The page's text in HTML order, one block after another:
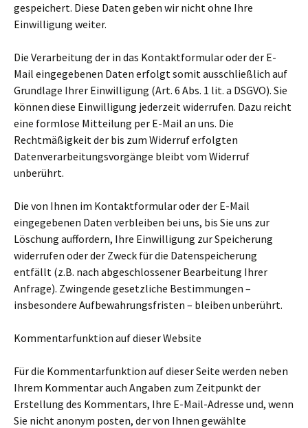
gespeichert. Diese Daten geben wir nicht ohne Ihre
Einwilligung weiter.
Die Verarbeitung der in das Kontaktformular oder der E-
Mail eingegebenen Daten erfolgt somit ausschließlich auf
Grundlage Ihrer Einwilligung (Art. 6 Abs. 1 lit. a DSGVO). Sie
können diese Einwilligung jederzeit widerrufen. Dazu reicht
eine formlose Mitteilung per E-Mail an uns. Die
Rechtmäßigkeit der bis zum Widerruf erfolgten
Datenverarbeitungsvorgänge bleibt vom Widerruf
unberührt.
Die von Ihnen im Kontaktformular oder der E-Mail
eingegebenen Daten verbleiben bei uns, bis Sie uns zur
Löschung auffordern, Ihre Einwilligung zur Speicherung
widerrufen oder der Zweck für die Datenspeicherung
entfällt (z.B. nach abgeschlossener Bearbeitung Ihrer
Anfrage). Zwingende gesetzliche Bestimmungen –
insbesondere Aufbewahrungsfristen – bleiben unberührt.
Kommentarfunktion auf dieser Website
Für die Kommentarfunktion auf dieser Seite werden neben
Ihrem Kommentar auch Angaben zum Zeitpunkt der
Erstellung des Kommentars, Ihre E-Mail-Adresse und, wenn
Sie nicht anonym posten, der von Ihnen gewählte